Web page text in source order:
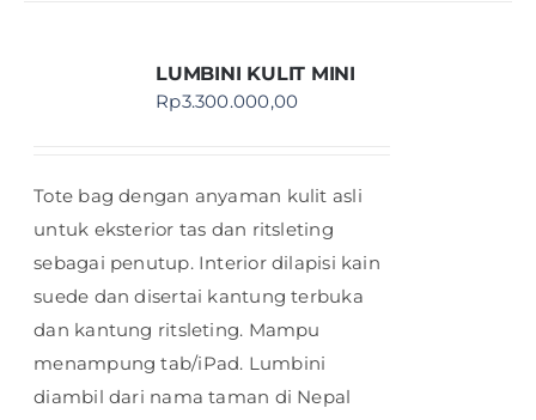
LUMBINI KULIT MINI
Rp3.300.000,00
Tote bag dengan anyaman kulit asli
untuk eksterior tas dan ritsleting
sebagai penutup. Interior dilapisi kain
suede dan disertai kantung terbuka
dan kantung ritsleting. Mampu
menampung tab/iPad. Lumbini
diambil dari nama taman di Nepal